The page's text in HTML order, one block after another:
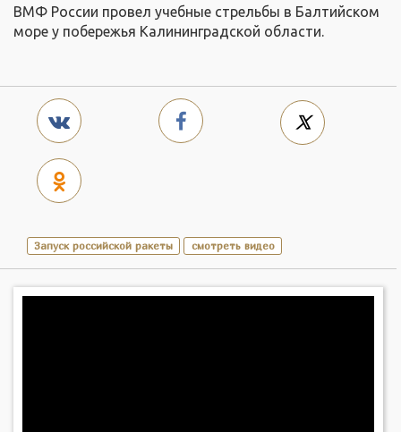
ВМФ России провел учебные стрельбы в Балтийском
море у побережья Калининградской области.
Запуск российской ракеты смотреть видео